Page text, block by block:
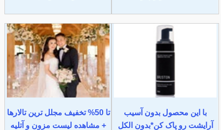
با این محصول بدون آسیب
آرایشت رو پاک کن*بدون الکل
تا 50% تخفیف مجلل ترین تالارها
+ مشاهده لیست مزون و آتلیه